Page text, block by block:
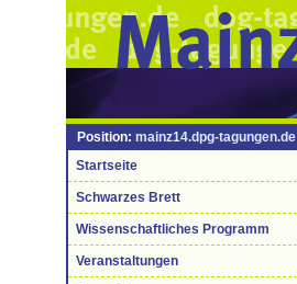
Position: mainz14.dpg-tagungen.de
Startseite
Schwarzes Brett
Wissenschaftliches Programm
Veranstaltungen